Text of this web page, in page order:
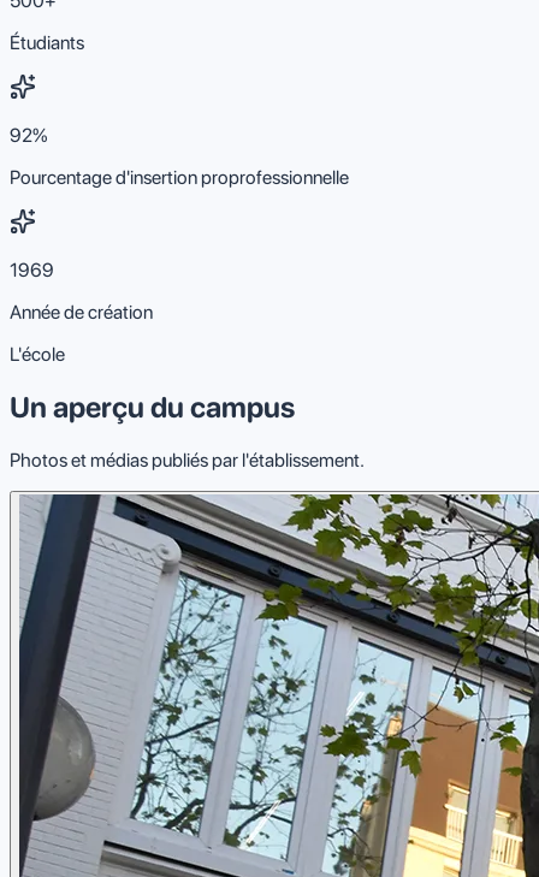
Étudiants
92%
Pourcentage d'insertion proprofessionnelle
1969
Année de création
L'école
Un aperçu du campus
Photos et médias publiés par l'établissement.